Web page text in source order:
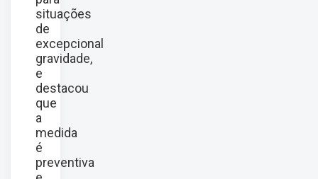
situações
de
excepcional
gravidade,
e
destacou
que
a
medida
é
preventiva